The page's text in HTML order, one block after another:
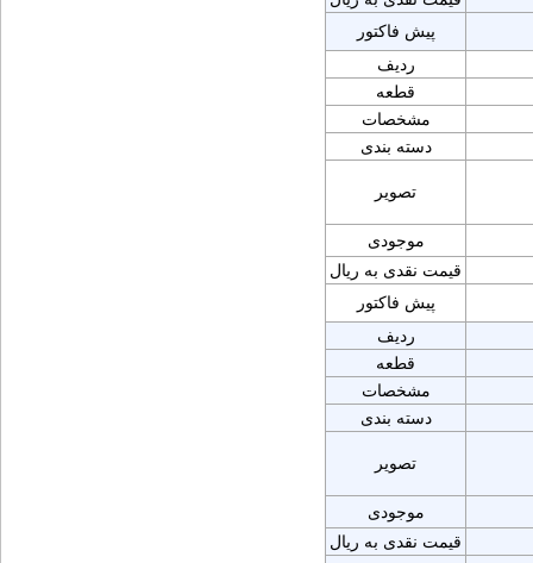
پیش فاکتور
ردیف
قطعه
مشخصات
دسته بندی
تصویر
موجودی
قیمت نقدی به ریال
پیش فاکتور
ردیف
قطعه
مشخصات
دسته بندی
تصویر
موجودی
قیمت نقدی به ریال